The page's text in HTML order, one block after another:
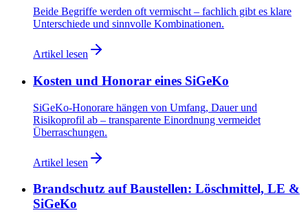
Beide Begriffe werden oft vermischt – fachlich gibt es klare
Unterschiede und sinnvolle Kombinationen.
Artikel lesen
Kosten und Honorar eines SiGeKo
SiGeKo-Honorare hängen von Umfang, Dauer und
Risikoprofil ab – transparente Einordnung vermeidet
Überraschungen.
Artikel lesen
Brandschutz auf Baustellen: Löschmittel, LE &
SiGeKo